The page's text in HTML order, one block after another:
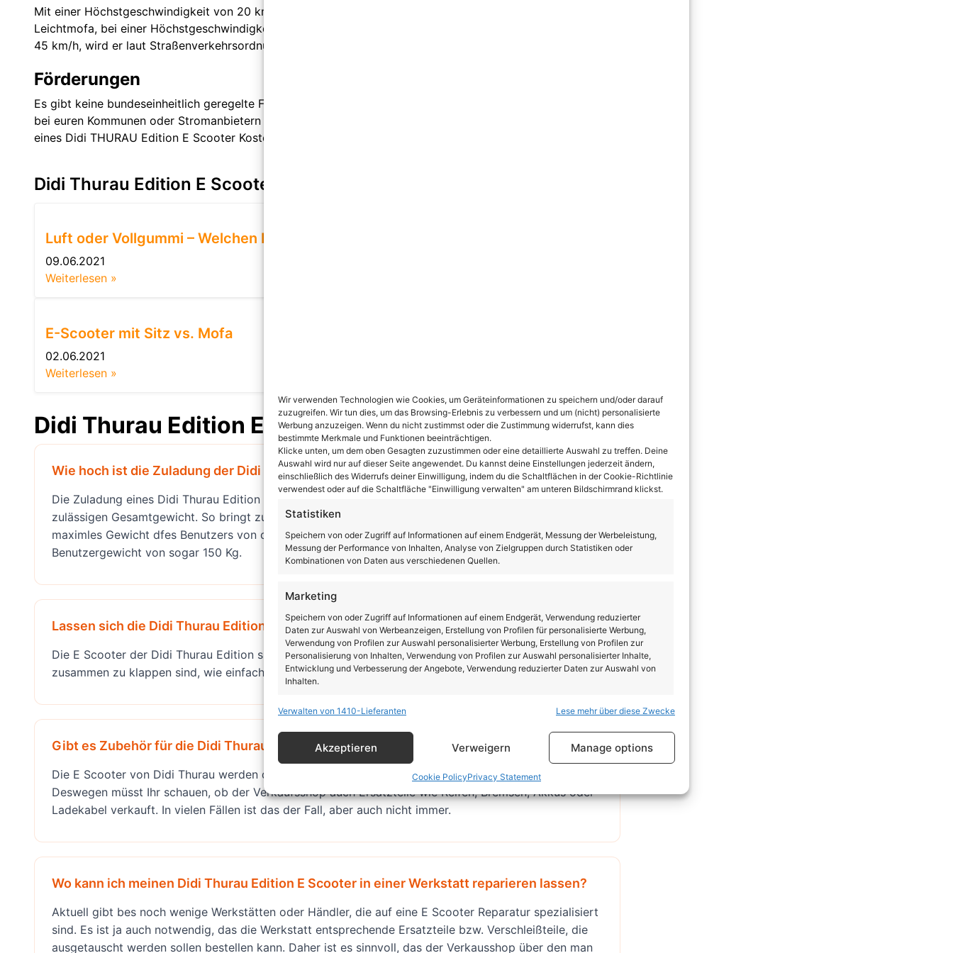
Wir verwenden Technologien wie Cookies, um Geräteinformationen zu speichern und/oder darauf
zuzugreifen. Wir tun dies, um das Browsing-Erlebnis zu verbessern und um (nicht) personalisierte
Werbung anzuzeigen. Wenn du nicht zustimmst oder die Zustimmung widerrufst, kann dies
bestimmte Merkmale und Funktionen beeinträchtigen.
Klicke unten, um dem oben Gesagten zuzustimmen oder eine detaillierte Auswahl zu treffen. Deine
Auswahl wird nur auf dieser Seite angewendet. Du kannst deine Einstellungen jederzeit ändern,
einschließlich des Widerrufs deiner Einwilligung, indem du die Schaltflächen in der Cookie-Richtlinie
verwendest oder auf die Schaltfläche "Einwilligung verwalten" am unteren Bildschirmrand klickst.
Statistiken
Speichern von oder Zugriff auf Informationen auf einem Endgerät, Messung der Werbeleistung,
Messung der Performance von Inhalten, Analyse von Zielgruppen durch Statistiken oder
Kombinationen von Daten aus verschiedenen Quellen.
Marketing
Speichern von oder Zugriff auf Informationen auf einem Endgerät, Verwendung reduzierter
Daten zur Auswahl von Werbeanzeigen, Erstellung von Profilen für personalisierte Werbung,
Verwendung von Profilen zur Auswahl personalisierter Werbung, Erstellung von Profilen zur
Personalisierung von Inhalten, Verwendung von Profilen zur Auswahl personalisierter Inhalte,
Entwicklung und Verbesserung der Angebote, Verwendung reduzierter Daten zur Auswahl von
Inhalten.
Eigenschaften
Immer aktiv
Abgleichung und Kombination von Daten aus unterschiedlichen Quellen,
Verknüpfung verschiedener Endgeräte, Identifikation von Endgeräten anhand
automatisch übermittelter Informationen.
Gewährleistung der Sicherheit, Verhinderung und Aufdeckung
von Betrug und Fehlerbehebung, Bereitstellung und Anzeige
Datenschutz speichern und übermitteln.
Verwalten von 1410-Lieferanten Lese mehr über diese Zwecke
Akzeptieren Verweigern Manage options
Cookie PolicyPrivacy Statement
Mit einer Höchstgeschwindigkeit von 20 km/h gilt der Didi THURAU Edition E-Scooter mit Sitz als
Leichtmofa, bei einer Höchstgeschwindigkeit von 25 km/h wird er zum Mofa. Fährt der E-Scooter mit Sitz
45 km/h, wird er laut Straßenverkehrsordnung als Kleinkraftrad gehandhabt.
Förderungen
Es gibt keine bundeseinheitlich geregelte Förderung für die Didi THURAU Edition E Scooter, aber ihr könnt
bei euren Kommunen oder Stromanbietern nachfragen, ob es lokale Zuschüsse gibt, mit denen ihr beim Kauf
eines Didi THURAU Edition E Scooter Kosten sparen könnt.
Didi Thurau Edition E Scooter News
Luft oder Vollgummi – Welchen Reifen sollte ich wählen?
09.06.2021
Weiterlesen »
E-Scooter mit Sitz vs. Mofa
02.06.2021
Weiterlesen »
Didi Thurau Edition E Scooter FAQ
Wie hoch ist die Zuladung der Didi Thurau Edition E Scooter?
Die Zuladung eines Didi Thurau Edition E Scooter ergibt sich aus dem Gewicht des Rollers und dem
zulässigen Gesamtgewicht. So bringt zum Beispiel der Safety 54 Kg auf die Waage und erlaubt ein
maximles Gewicht dfes Benutzers von ca. 102 Kg. Der Street wiegt 52 Kg und erlaubt ein
Benutzergewicht von sogar 150 Kg.
Lassen sich die Didi Thurau Edition E Scooter zusammenklappen?
Die E Scooter der Didi Thurau Edition sind Roller mit Sitz, bzw. Sitzstange, weswegen sie nicht so
zusammen zu klappen sind, wie einfache E Scooter ohne Sitz.
Gibt es Zubehör für die Didi Thurau Edition E Scooter?
Die E Scooter von Didi Thurau werden durch Zwischenhändler bzw. deren Shops angeboten.
Deswegen müsst Ihr schauen, ob der Verkaufsshop auch Ersatzteile wie Reifen, Bremsen, Akkus oder
Ladekabel verkauft. In vielen Fällen ist das der Fall, aber auch nicht immer.
Wo kann ich meinen Didi Thurau Edition E Scooter in einer Werkstatt reparieren lassen?
Aktuell gibt bes noch wenige Werkstätten oder Händler, die auf eine E Scooter Reparatur spezialisiert
sind. Es ist ja auch notwendig, das die Werkstatt entsprechende Ersatzteile bzw. Verschleißteile, die
ausgetauscht werden sollen bestellen kann. Daher ist es sinnvoll, das der Verkausshop über den man